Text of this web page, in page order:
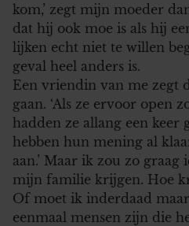
kom,’ zegt mijn moeder
dat hij ook moe is als hij
lijken echt niet te willen
geval heel anders is.
Een vriendin van me zegt
gaan. ‘Als ze ervoor open
hadden ze allang een keer
hebben hun mening al
aan.’ Maar ik zou zo graag
mijn familie krijgen. Hoe
Of moet ik inderdaad
eenmaal mensen zijn die